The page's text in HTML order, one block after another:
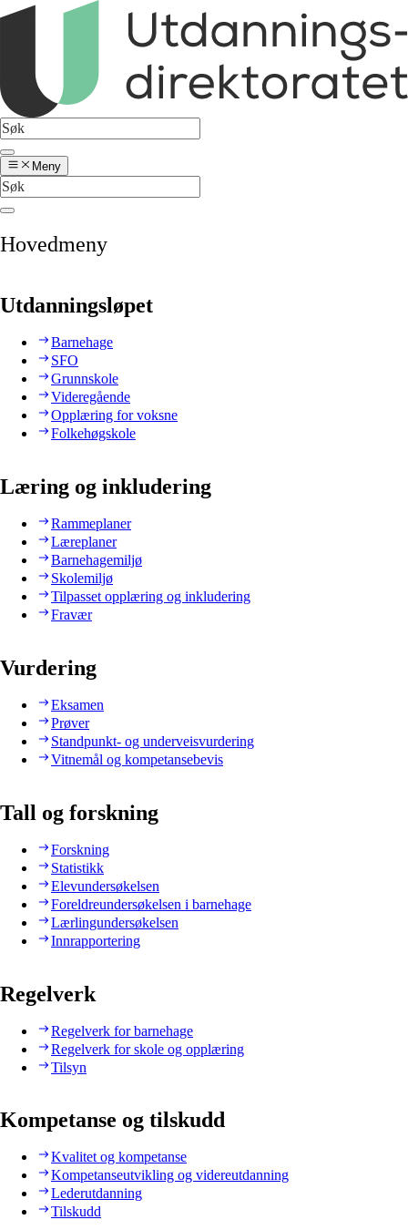
Meny
Hovedmeny
Utdanningsløpet
Barnehage
SFO
Grunnskole
Videregående
Opplæring for voksne
Folkehøgskole
Læring og inkludering
Rammeplaner
Læreplaner
Barnehagemiljø
Skolemiljø
Tilpasset opplæring og inkludering
Fravær
Vurdering
Eksamen
Prøver
Standpunkt- og underveisvurdering
Vitnemål og kompetansebevis
Tall og forskning
Forskning
Statistikk
Elevundersøkelsen
Foreldreundersøkelsen i barnehage
Lærlingundersøkelsen
Innrapportering
Regelverk
Regelverk for barnehage
Regelverk for skole og opplæring
Tilsyn
Kompetanse og tilskudd
Kvalitet og kompetanse
Kompetanseutvikling og videreutdanning
Lederutdanning
Tilskudd